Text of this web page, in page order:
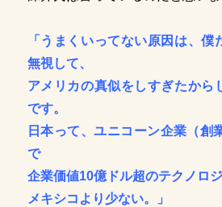
「うまくいってない原因は、僕
無視して、
アメリカの真似をしすぎたから
です。
日本って、ユニコーン企業（創
で
企業価値10億ドル超のテクノロ
メキシコより少ない。」